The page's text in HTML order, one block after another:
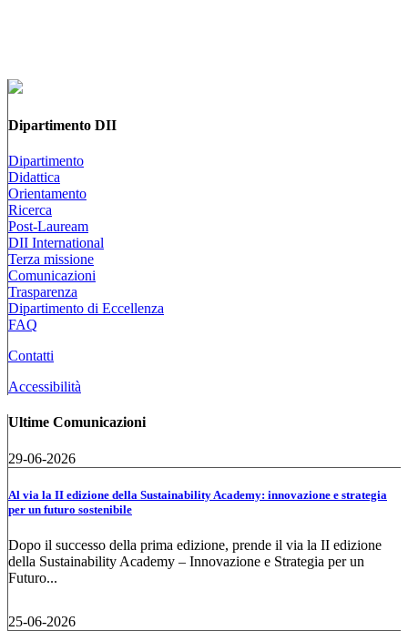
Dipartimento DII
Dipartimento
Didattica
Orientamento
Ricerca
Post-Lauream
DII International
Terza missione
Comunicazioni
Trasparenza
Dipartimento di Eccellenza
FAQ
Contatti
Accessibilità
Ultime Comunicazioni
29-06-2026
Al via la II edizione della Sustainability Academy: innovazione e strategia
per un futuro sostenibile
Dopo il successo della prima edizione, prende il via la II edizione
della Sustainability Academy – Innovazione e Strategia per un
Futuro...
25-06-2026